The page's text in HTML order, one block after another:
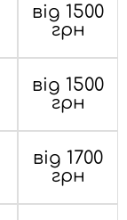
від 1500
грн
від 1500
грн
від 1700
грн